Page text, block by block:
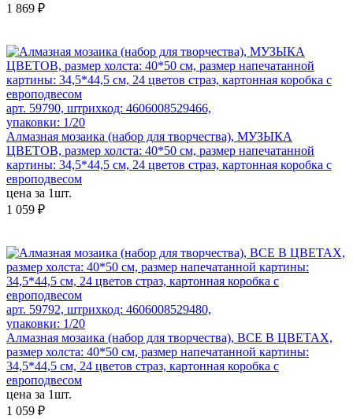
1 869 ₽
арт. 59790, штрихкод: 4606008529466,
упаковки: 1/20
Алмазная мозаика (набор для творчества), МУЗЫКА
ЦВЕТОВ, размер холста: 40*50 см, размер напечатанной
картины: 34,5*44,5 см, 24 цветов страз, картонная коробка с
европодвесом
цена за 1шт.
1 059 ₽
арт. 59792, штрихкод: 4606008529480,
упаковки: 1/20
Алмазная мозаика (набор для творчества), ВСЕ В ЦВЕТАХ,
размер холста: 40*50 см, размер напечатанной картины:
34,5*44,5 см, 24 цветов страз, картонная коробка с
европодвесом
цена за 1шт.
1 059 ₽